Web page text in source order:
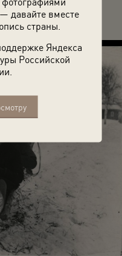
давайте вместе
страны.
Яндекса
Российской
Георгий Липскеров.